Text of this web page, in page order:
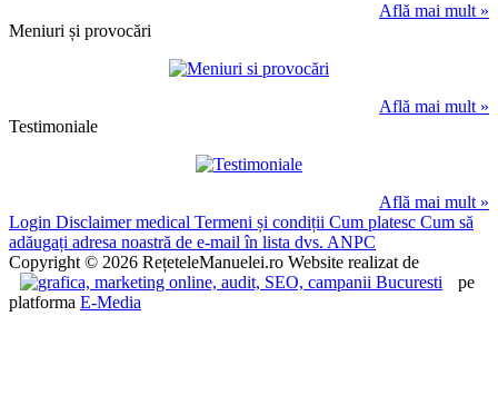
Află mai mult »
Meniuri și provocări
Află mai mult »
Testimoniale
Află mai mult »
Login Disclaimer medical Termeni și condiții Cum platesc Cum să
adăugați adresa noastră de e-mail în lista dvs. ANPC
Copyright © 2026 RețeteleManuelei.ro Website realizat de
pe
platforma E-Media